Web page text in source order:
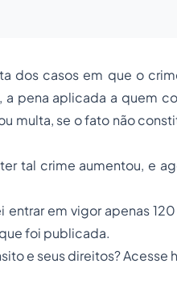
dos casos em que o
a pena aplicada a quem
multa, se o fato não
tal crime aumentou, e
entrar em vigor apenas
foi publicada.
e seus direitos? Acesse